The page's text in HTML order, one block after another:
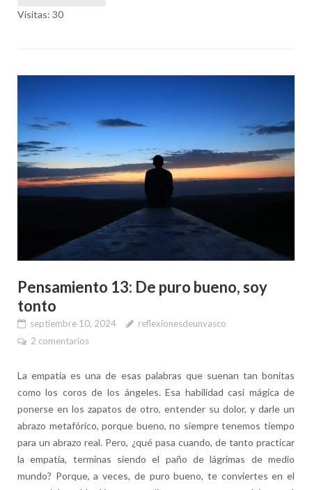
Visitas: 30
Pensamiento 13: De puro bueno, soy
tonto
septiembre 10, 2024
reflexionesdeunvasco
2 comentarios
La empatía es una de esas palabras que suenan tan bonitas
como los coros de los ángeles. Esa habilidad casi mágica de
ponerse en los zapatos de otro, entender su dolor, y darle un
abrazo metafórico, porque bueno, no siempre tenemos tiempo
para un abrazo real. Pero, ¿qué pasa cuando, de tanto practicar
la empatía, terminas siendo el paño de lágrimas de medio
mundo? Porque, a veces, de puro bueno, te conviertes en el